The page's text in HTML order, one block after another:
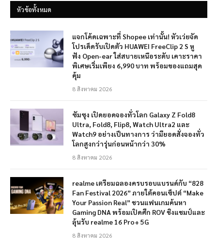
หัวข้อทั้งหมด
แจกโค้ดเฉพาะที่ Shopee เท่านั้น! หัวเว่ยจัด
โปรเด็ดรับเปิดตัว HUAWEI FreeClip 2 S หู
ฟัง Open-ear ใส่สบายเหนือระดับ เคาะราคา
พิเศษเริ่มเพียง 6,990 บาท พร้อมของแถมสุด
คุ้ม
8 สิงหาคม 2026
ซัมซุง เปิดยอดจองทั่วโลก Galaxy Z Fold8
Ultra, Fold8, Flip8, Watch Ultra2 และ
Watch9 อย่างเป็นทางการ ว่ามียอดสั่งจองทั่ว
โลกสูงกว่ารุ่นก่อนหน้ากว่า 30%
8 สิงหาคม 2026
realme เตรียมฉลองครบรอบแบรนด์กับ “828
Fan Festival 2026” ภายใต้คอนเซ็ปต์ “Make
Your Passion Real” ชวนแฟนเกมค้นหา
Gaming DNA พร้อมเปิดศึก ROV ชิงแชมป์และ
ลุ้นรับ realme 16 Pro+ 5G
8 สิงหาคม 2026